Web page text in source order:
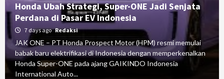
Honda Ubah Strategi, Super-ONE Jadi Senjata
Perdana di Pasar EV Indonesia
7 days ago Redaksi
JAK ONE – PT Honda Prospect Motor (HPM) resmi memulai
babak baru elektrifikasi di Indonesia dengan memperkenalkan
Honda Super-ONE pada ajang GAIKINDO Indonesia
International Auto...